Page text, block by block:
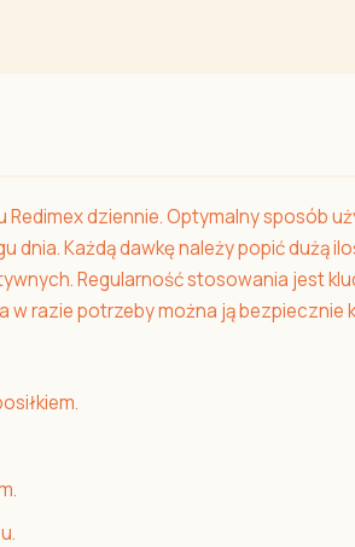
dziennie. Optymalny sposób
dnia. Każdą dawkę należy popić dużą
Regularność stosowania jest
w razie potrzeby można ją bezpiecznie